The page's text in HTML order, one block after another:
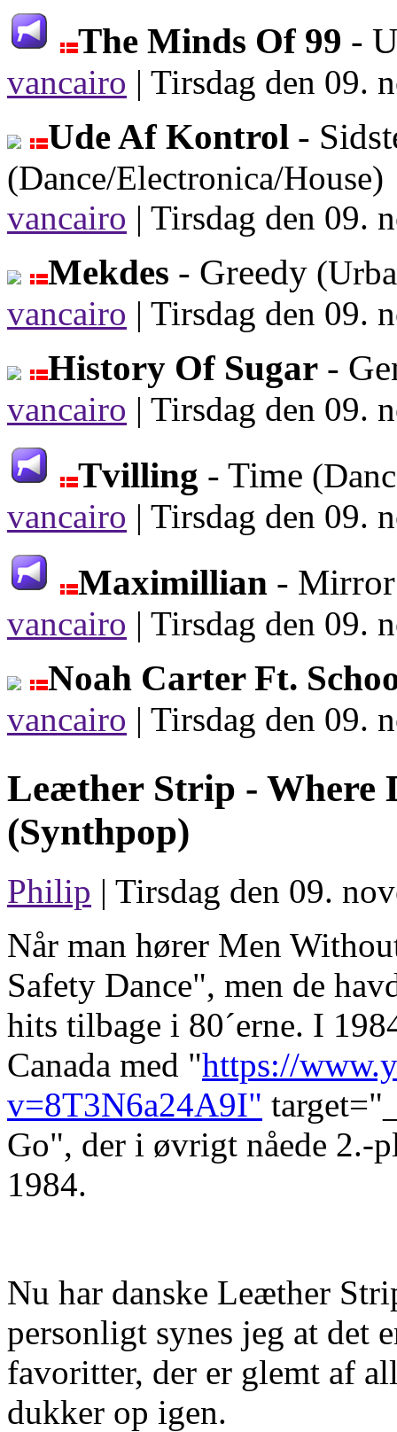
The Minds Of 99 -
vancairo | Tirsdag den 09.
Ude Af Kontrol -
(Dance/Electronica/House)
vancairo | Tirsdag den 09.
Mekdes - Greedy
vancairo | Tirsdag den 09.
History Of Sugar -
vancairo | Tirsdag den 09.
Tvilling - Time
vancairo | Tirsdag den 09.
Maximillian -
vancairo | Tirsdag den 09.
Noah Carter Ft.
vancairo | Tirsdag den 09.
Leæther Strip - Where
(Synthpop)
Philip | Tirsdag den 09.
Når man hører Men
Safety Dance", men de
hits tilbage i 80´erne. I
Canada med "https://
v=8T3N6a24A9I"
Go", der i øvrigt nåede 2.-
1984.
Nu har danske Leæther
personligt synes jeg at det
favoritter, der er glemt af
dukker op igen.